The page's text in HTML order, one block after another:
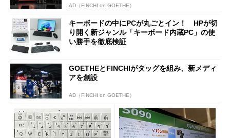
AD（FINCHI on GOETHE）
キーボードの中にPCが丸ごとイン！ HPが切
り開く新ジャンル「キーボード内蔵PC」の使
い勝手を徹底検証
GOETHEとFINCHIがタッグを組み、新メディ
アを創設
AD（FINCHI on GOETHE）